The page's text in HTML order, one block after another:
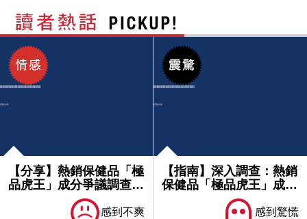
【分享】熱銷保健品「極
品虎王」成分爭議調查：
感到不爽
【指南】深入調查：熱銷
保健品「極品虎王」成分
感到驚慌